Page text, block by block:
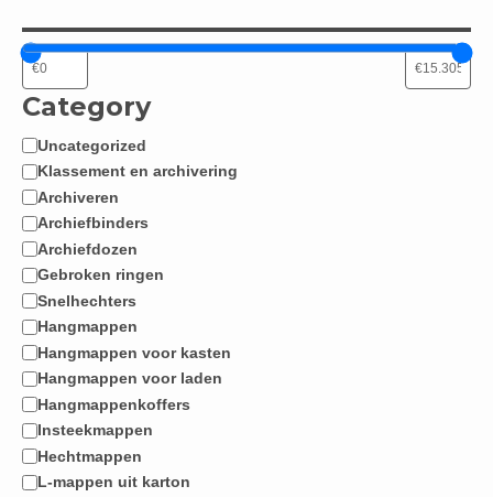
Category
Categorie
Uncategorized
Klassement en archivering
Archiveren
Archiefbinders
Archiefdozen
Gebroken ringen
Snelhechters
Hangmappen
Hangmappen voor kasten
Hangmappen voor laden
Hangmappenkoffers
Insteekmappen
Hechtmappen
L-mappen uit karton